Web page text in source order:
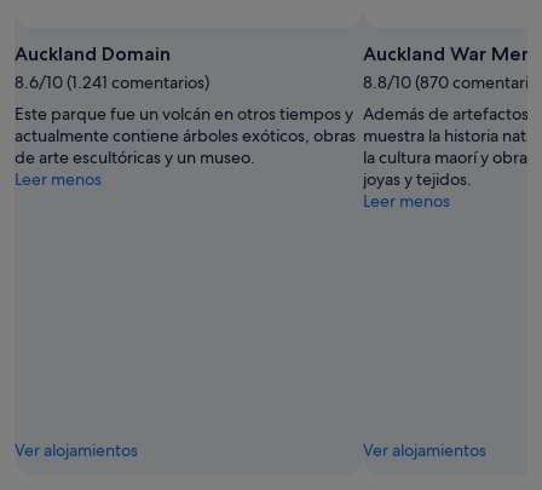
Auckland Domain
8.6/10 (1.241 comentarios)
Este parque fue un volcán en otros tiempos y
actualmente contiene árboles exóticos, obras
de arte escultóricas y un museo.
Leer menos
Ver alojamientos
Auckland War
8.8/10 (870
Además de artefactos
muestra la historia
la cultura maorí y
joyas y tejidos.
Leer menos
Ver alojamientos